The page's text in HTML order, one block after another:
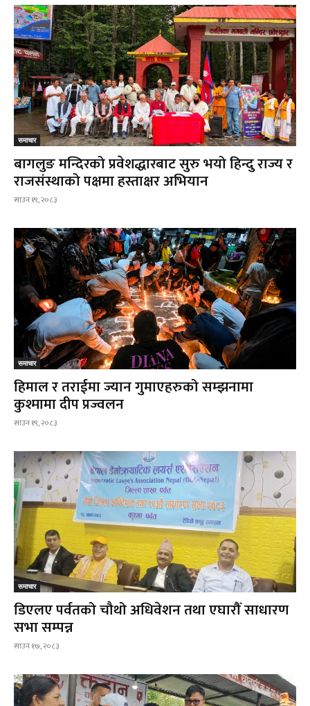
समाचार
बागलुङ मन्दिरको प्रवेशद्धारबाट सुरु भयो हिन्दु राज्य र
राजसंस्थाको पक्षमा हस्ताक्षर अभियान
साउन १९, २०८३
समाचार
हिमाल र तराईमा ज्यान गुमाएहरुको सम्झनामा
कुश्मामा दीप प्रज्वलन
साउन १९, २०८३
समाचार
डिएलए पर्वतको चौथो अधिवेशन तथा एघारौँ साधारण
सभा सम्पन्न
साउन १७, २०८३